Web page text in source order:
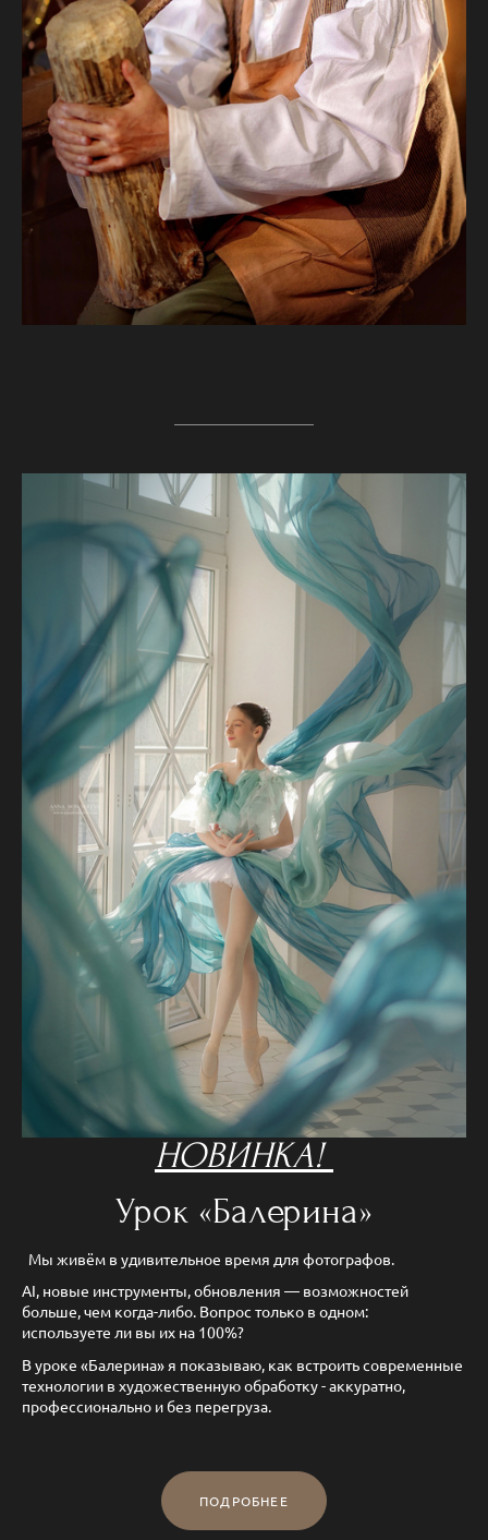
НОВИНКА!
Урок «Балерина»
Мы живём в удивительное время для фотографов.
AI, новые инструменты, обновления — возможностей
больше, чем когда-либо. Вопрос только в одном:
используете ли вы их на 100%?
В уроке «Балерина» я показываю, как встроить современные
технологии в художественную обработку - аккуратно,
профессионально и без перегруза.
ПОДРОБНЕЕ